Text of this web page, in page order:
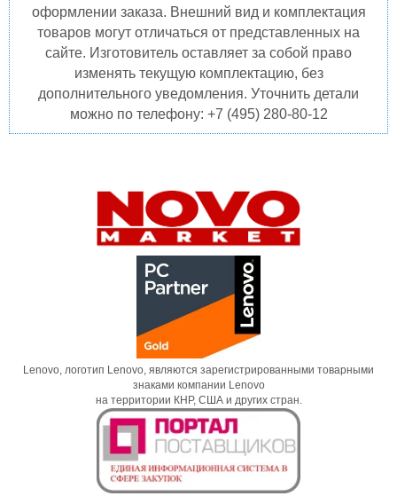
оформлении заказа. Внешний вид и комплектация
товаров могут отличаться от представленных на
сайте. Изготовитель оставляет за собой право
изменять текущую комплектацию, без
дополнительного уведомления. Уточнить детали
можно по телефону: +7 (495) 280-80-12
Lenovo, логотип Lenovo, являются зарегистрированными товарными
знаками компании Lenovo
на территории КНР, США и других стран.